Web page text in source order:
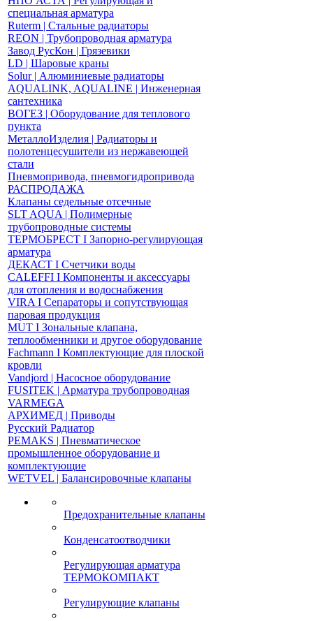
специальная арматура
Ruterm | Стальные радиаторы
REON | Трубопроводная арматура
Завод РусКон | Грязевики
LD | Шаровые краны
Solur | Алюминиевые радиаторы
AQUALINK, AQUALINE | Инженерная
сантехника
ВОГЕЗ | Оборудование для теплового
пункта
МеталлоИзделия | Радиаторы и
полотенцесушители из нержавеющей
стали
Пневмопривода, пневмогидропривода
РАСПРОДАЖА
Клапаны седельные отсечные
SLT AQUA | Полимерные
трубопроводные системы
ТЕРМОБРЕСТ І Запорно-регулирующая
арматура
ДЕКАСТ І Счетчики воды
CALEFFI І Компоненты и аксессуары
для отопления и водоснабжения
VIRA І Сепараторы и сопутствующая
паровая продукция
MUT І Зональные клапана,
теплообменники и другое оборудование
Fachmann І Комплектующие для плоской
кровли
Vandjord | Насосное оборудование
FUSITEK | Арматура трубопроводная
VARMEGA
АРХИМЕД | Приводы
Русский Радиатор
PEMAKS | Пневматическое
промышленное оборудование и
комплектующие
WETVEL | Балансировочные клапаны
Предохранительные клапаны
Конденсатоотводчики
Регулирующая арматура
ТЕРМОКОМПАКТ
Регулирующие клапаны